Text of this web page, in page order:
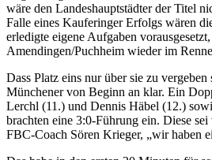
wäre den Landeshauptstädter der Titel
Falle eines Kauferinger Erfolgs wären
erledigte eigene Aufgaben
Amendingen/Puchheim wieder im
Dass Platz eins nur über sie zu
Münchener von Beginn an klar. Ein
Lerchl (11.) und Dennis Häbel (12.)
brachten eine 3:0-Führung ein. Diese
FBC-Coach Sören Krieger, „wir haben